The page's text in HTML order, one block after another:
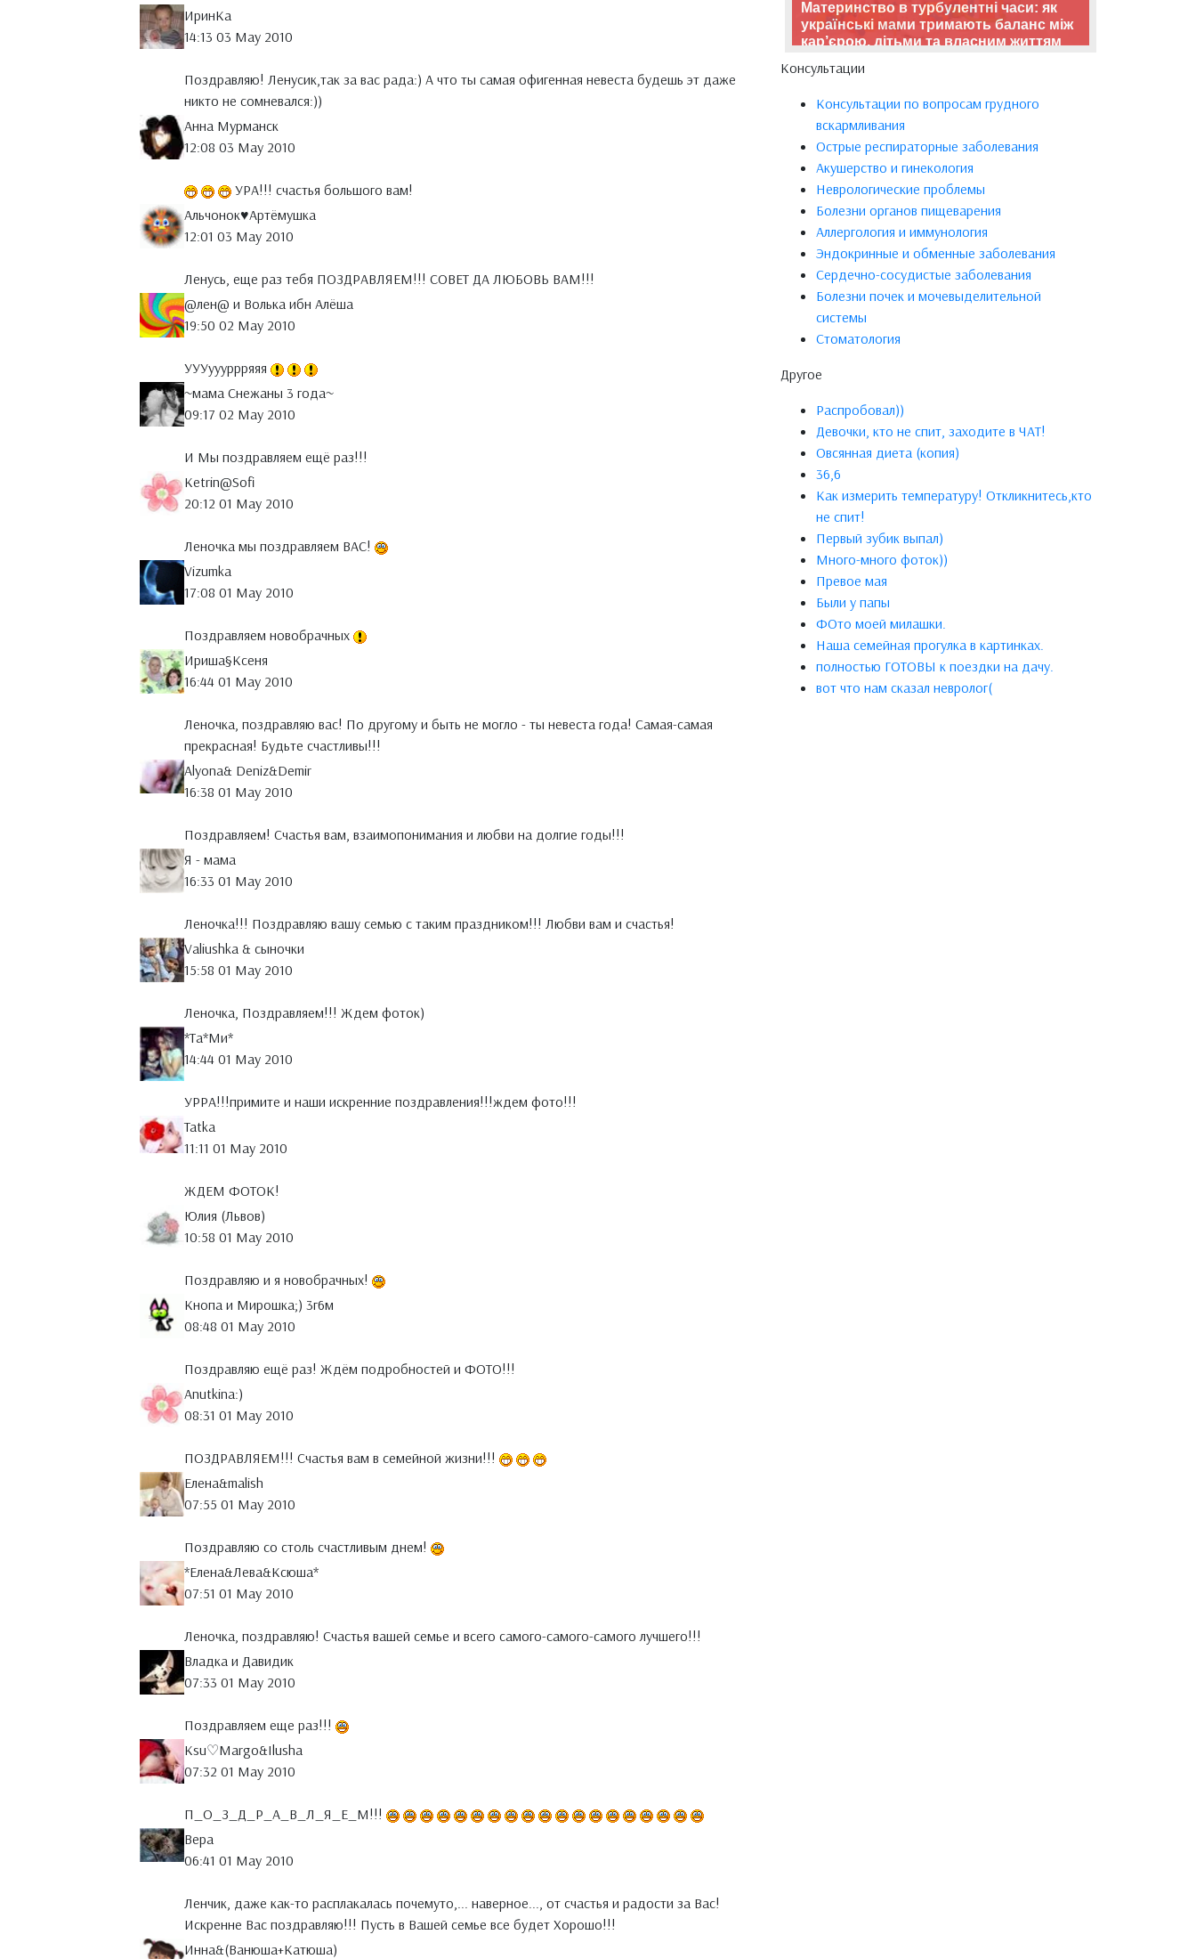
ИринКа
14:13 03 May 2010
Поздравляю! Ленусик,так за вас рада:) А что ты самая офигенная невеста будешь эт даже
никто не сомневался:))
Анна Мурманск
12:08 03 May 2010
УРА!!! счастья большого вам!
Альчонок♥Артёмушка
12:01 03 May 2010
Ленусь, еще раз тебя ПОЗДРАВЛЯЕМ!!! СОВЕТ ДА ЛЮБОВЬ ВАМ!!!
@лен@ и Волька ибн Алёша
19:50 02 May 2010
УУУуууррряяя
~мама Снежаны 3 года~
09:17 02 May 2010
И Мы поздравляем ещё раз!!!
Ketrin@Sofi
20:12 01 May 2010
Леночка мы поздравляем ВАС!
Vizumka
17:08 01 May 2010
Поздравляем новобрачных
Ириша§Ксеня
16:44 01 May 2010
Леночка, поздравляю вас! По другому и быть не могло - ты невеста года! Самая-самая
прекрасная! Будьте счастливы!!!
Alyona& Deniz&Demir
16:38 01 May 2010
Поздравляем! Счастья вам, взаимопонимания и любви на долгие годы!!!
Я - мама
16:33 01 May 2010
Леночка!!! Поздравляю вашу семью с таким праздником!!! Любви вам и счастья!
Valiushka & сыночки
15:58 01 May 2010
Леночка, Поздравляем!!! Ждем фоток)
*Тa*Ми*
14:44 01 May 2010
УРРА!!!примите и наши искренние поздравления!!!ждем фото!!!
Tatka
11:11 01 May 2010
ЖДЕМ ФОТОК!
Юлия (Львов)
10:58 01 May 2010
Поздравляю и я новобрачных!
Кнопа и Мирошка;) 3г6м
08:48 01 May 2010
Поздравляю ещё раз! Ждём подробностей и ФОТО!!!
Anutkina:)
08:31 01 May 2010
ПОЗДРАВЛЯЕМ!!! Счастья вам в семейной жизни!!!
Елена&malish
07:55 01 May 2010
Поздравляю со столь счастливым днем!
*Елена&Лева&Ксюша*
07:51 01 May 2010
Леночка, поздравляю! Счастья вашей семье и всего самого-самого-самого лучшего!!!
Владка и Давидик
07:33 01 May 2010
Поздравляем еще раз!!!
Ksu♡Margo&Ilusha
07:32 01 May 2010
П_О_З_Д_Р_А_В_Л_Я_Е_М!!!
Вера
06:41 01 May 2010
Ленчик, даже как-то расплакалась почемуто,... наверное..., от счастья и радости за Вас!
Искренне Вас поздравляю!!! Пусть в Вашей семье все будет Хорошо!!!
Инна&(Ванюша+Катюша)
Материнство в турбулентні часи: як
українські мами тримають баланс між
кар’єрою, дітьми та власним життям
Консультации
Консультации по вопросам грудного
вскармливания
Острые респираторные заболевания
Акушерство и гинекология
Неврологические проблемы
Болезни органов пищеварения
Аллергология и иммунология
Эндокринные и обменные заболевания
Сердечно-сосудистые заболевания
Болезни почек и мочевыделительной
системы
Стоматология
Другое
Распробовал))
Девочки, кто не спит, заходите в ЧАТ!
Овсянная диета (копия)
36,6
Как измерить температуру! Откликнитесь,кто
не спит!
Первый зубик выпал)
Много-много фоток))
Превое мая
Были у папы
ФОто моей милашки.
Наша семейная прогулка в картинках.
полностью ГОТОВЫ к поездки на дачу.
вот что нам сказал невролог(